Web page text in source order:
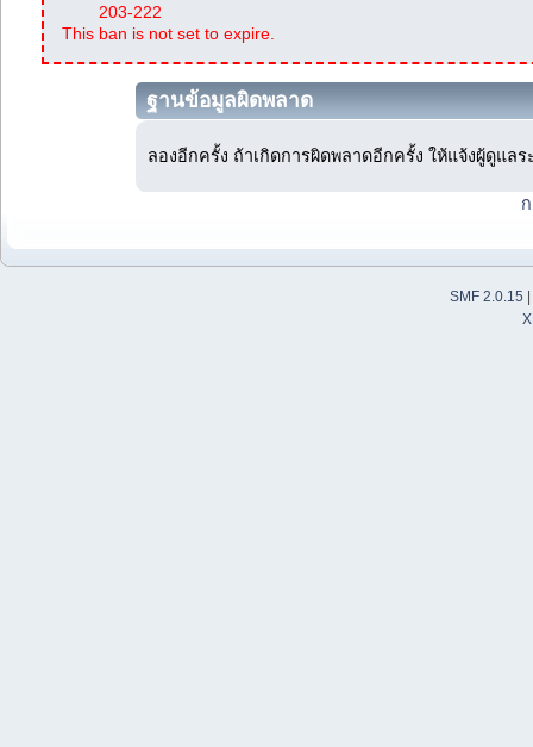
203-222
This ban is not set to expire.
ฐานข้อมูลผิดพลาด
ลองอีกครั้ง ถ้าเกิดการผิดพลาดอีกครั้ง ให้แจ้งผู้ดูแลร
SMF 2.0.15